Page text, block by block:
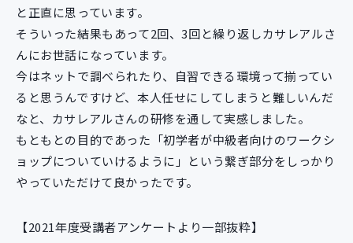
と正直に思っています。
そういった結果もあって2回、3回と繰り返しカサレアルさ
んにお世話になっています。
今はネットで調べられたり、自習できる環境って揃ってい
ると思うんですけど、本人任せにしてしまうと難しいんだ
なと、カサレアルさんの研修を通して実感しました。
もともとの目的であった「初学者が中級者向けのワークシ
ョップについていけるように」という繋ぎ部分をしっかり
やっていただけて良かったです。
【2021年度受講者アンケートより一部抜粋】